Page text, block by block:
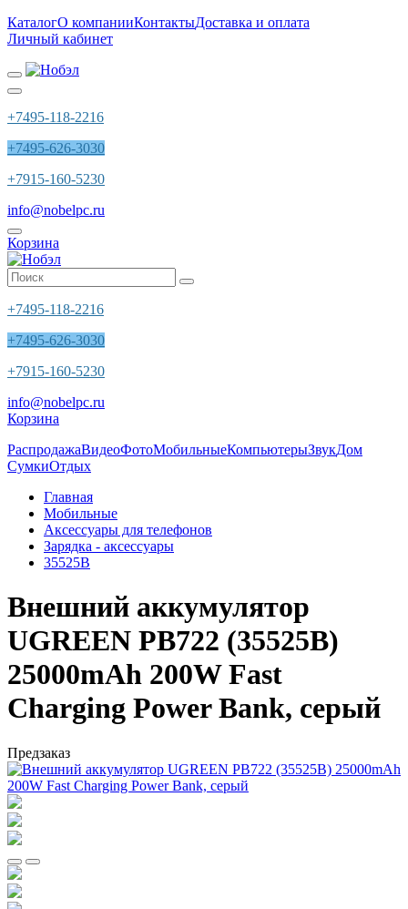
КаталогО компанииКонтактыДоставка и оплата
Личный кабинет
+7495-118-2216
+7495-626-3030
+7915-160-5230
info@nobelpc.ru
Корзина
+7495-118-2216
+7495-626-3030
+7915-160-5230
info@nobelpc.ru
Корзина
РаспродажаВидеоФотоМобильныеКомпьютерыЗвукДом
СумкиОтдых
Главная
Мобильные
Аксессуары для телефонов
Зарядка - аксессуары
35525B
Внешний аккумулятор
UGREEN PB722 (35525B)
25000mAh 200W Fast
Charging Power Bank, серый
Предзаказ